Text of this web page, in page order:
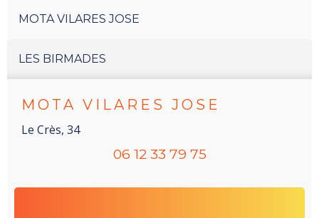
MOTA VILARES JOSE
LES BIRMADES
MOTA VILARES JOSE
Le Crès, 34
06 12 33 79 75